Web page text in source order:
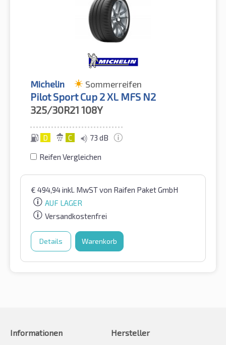
Michelin Sommerreifen
Pilot Sport Cup 2 XL MFS N2
325/30R21 108Y
D C 73 dB
Reifen Vergleichen
€ 494,94inkl. MwSTvon Raifen Paket GmbH
AUF LAGER
Versandkostenfrei
Details Warenkorb
Informationen
Hersteller